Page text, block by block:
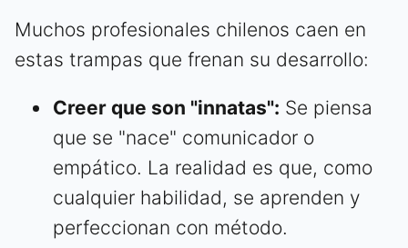
Muchos profesionales chilenos caen en
estas trampas que frenan su desarrollo:
Creer que son "innatas": Se piensa
que se "nace" comunicador o
empático. La realidad es que, como
cualquier habilidad, se aprenden y
perfeccionan con método.